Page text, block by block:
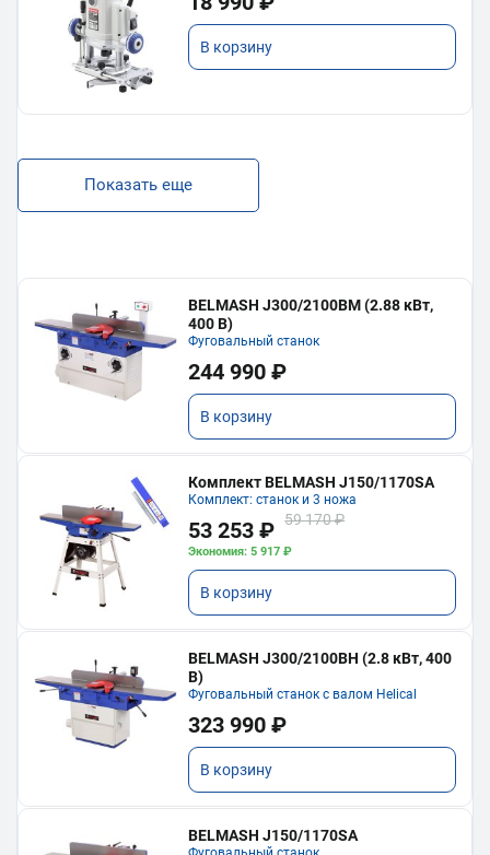
В корзину
Показать еще
BELMASH J300/2100ВМ (2.88 кВт,
400 В)
Фуговальный станок
244 990 ₽
В корзину
Комплект BELMASH J150/1170SA
Комплект: станок и 3 ножа
53 253 ₽ 59 170 ₽
Экономия: 5 917 ₽
В корзину
BELMASH J300/2100ВH (2.8 кВт, 400
В)
Фуговальный станок с валом Helical
323 990 ₽
В корзину
BELMASH J150/1170SA